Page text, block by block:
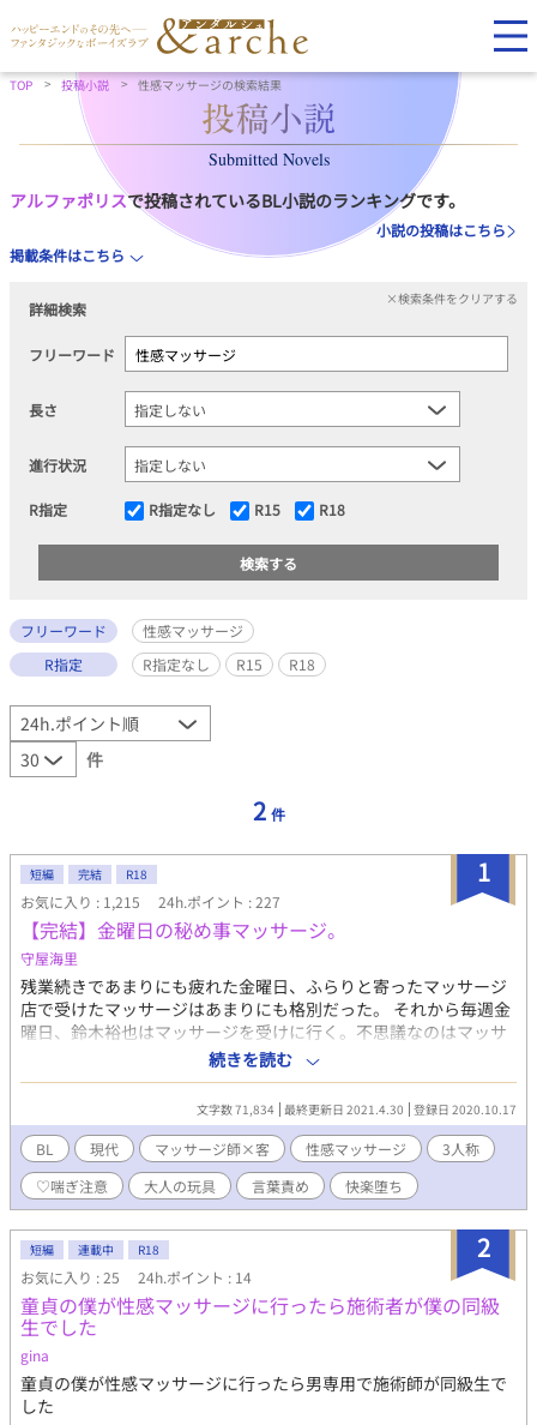
TOP 投稿小説 性感マッサージの検索結果
Submitted Novels
アルファポリスで投稿されているBL小説のランキングです。
小説の投稿はこちら
掲載条件はこちら
詳細検索
×検索条件をクリアする
フリーワード
長さ
進行状況
R指定 R指定なし R15 R18
フリーワード
性感マッサージ
R指定
R指定なし R15 R18
件
2 件
1
短編 完結 R18
お気に入り : 1,215 24h.ポイント : 227
【完結】金曜日の秘め事マッサージ。
守屋海里
残業続きであまりにも疲れた金曜日、ふらりと寄ったマッサージ
店で受けたマッサージはあまりにも格別だった。 それから毎週金
曜日、鈴木裕也はマッサージを受けに行く。不思議なのはマッサ
ージを受けた時の記憶があまりないこと。だが、身体のコリは解
れているし、スッキリしている。だからマッサージ店に通うのは
やめられないのだ。 ※♡喘ぎ ※催眠 などの要素がありますので、
苦手な方はご注意を。投稿は不定期です。（※週一目標） ※ムー
ンライトノベルズ様にも投稿します。
続きを読む
文字数 71,834 最終更新日 2021.4.30 登録日 2020.10.17
BL 現代 マッサージ師×客 性感マッサージ
3人称
♡喘ぎ注意
大人の玩具 言葉責め 快楽堕ち
2
短編 連載中 R18
お気に入り : 25 24h.ポイント : 14
童貞の僕が性感マッサージに行ったら施術者が僕の同級
生でした
gina
童貞の僕が性感マッサージに行ったら男専用で施術師が同級生で
した